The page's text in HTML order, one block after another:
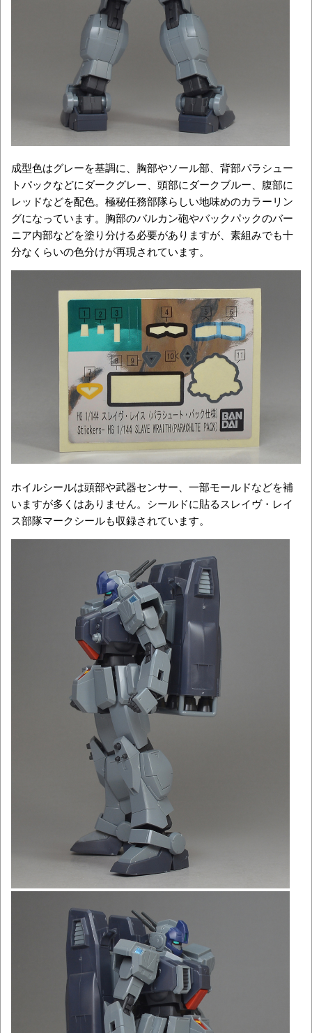
成型色はグレーを基調に、胸部やソール部、背部パラシュー
トパックなどにダークグレー、頭部にダークブルー、腹部に
レッドなどを配色。極秘任務部隊らしい地味めのカラーリン
グになっています。胸部のバルカン砲やバックパックのバー
ニア内部などを塗り分ける必要がありますが、素組みでも十
分なくらいの色分けが再現されています。
ホイルシールは頭部や武器センサー、一部モールドなどを補
いますが多くはありません。シールドに貼るスレイヴ・レイ
ス部隊マークシールも収録されています。